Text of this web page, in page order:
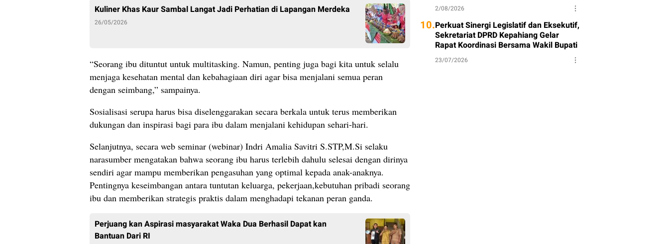
Kuliner Khas Kaur Sambal Langat Jadi Perhatian di Lapangan Merdeka
26/05/2026
“Seorang ibu dituntut untuk multitasking. Namun, penting juga bagi kita untuk selalu
menjaga kesehatan mental dan kebahagiaan diri agar bisa menjalani semua peran
dengan seimbang,” sampainya.
Sosialisasi serupa harus bisa diselenggarakan secara berkala untuk terus memberikan
dukungan dan inspirasi bagi para ibu dalam menjalani kehidupan sehari-hari.
Selanjutnya, secara web seminar (webinar) Indri Amalia Savitri S.STP,M.Si selaku
narasumber mengatakan bahwa seorang ibu harus terlebih dahulu selesai dengan dirinya
sendiri agar mampu memberikan pengasuhan yang optimal kepada anak-anaknya.
Pentingnya keseimbangan antara tuntutan keluarga, pekerjaan,kebutuhan pribadi seorang
ibu dan memberikan strategis praktis dalam menghadapi tekanan peran ganda.
Perjuang kan Aspirasi masyarakat Waka Dua Berhasil Dapat kan
Bantuan Dari RI
2/08/2026
10.Perkuat Sinergi Legislatif dan Eksekutif,
Sekretariat DPRD Kepahiang Gelar
Rapat Koordinasi Bersama Wakil Bupati
23/07/2026